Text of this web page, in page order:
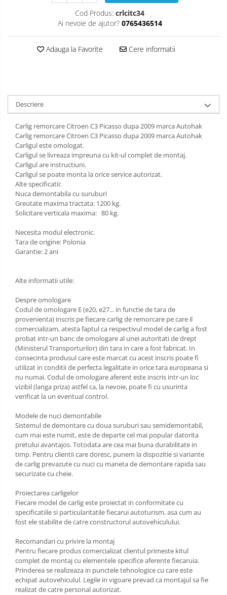
Carlige Jaecoo
Carlige Jeep
Carlige Kia
Carlige Kia EV4
Carlige Kia EV5
Carlige Kia PV5
Carlige Lada
Carlige Lancia
Carlige Lexus
Carlige Mazda
Carlige Mercedes
Carlige MG
Carlige Mini
Carlige Mitsubishi
Carlige Nissan
Carlige Omoda
Carlige Opel
Carlige Peugeot
Carlige Plymouth
Carlige Polestar
Carlige Porsche
Carlige Renault
Carlige Seat
Carlige Skoda
Carlige SsangYong
Carlige Subaru
Covorase auto Suzuki
Covorase auto Toyota
Covorase auto Volvo
Covorase auto Vw
Scut motor Leapmotor
Scut motor Maxus
Scut motor Mazda
Scut motor Mercedes
Scut motor MG
Scut motor Mini
Scut motor Mitsubishi
Scut motor Nissan
Scut motor Opel
Scut motor Peugeot
Scut motor SAAB
Scut motor Seat
Scut motor Skoda
Scut motor Smart
Scut motor SsangYong
Scut motor Suzuki
Scut motor Tesla
Scut motor Toyota
Scut motor Volvo C40
Scut motor Volvo V90
Scut motor Volvo XC40
Scut motor Vw
Cod Produs: crlcitc34
Ai nevoie de ajutor? 0765436514
Adauga la Favorite Cere informatii
Descriere
Carlig remorcare Citroen C3 Picasso dupa 2009 marca Autohak
Carlig remorcare Citroen C3 Picasso dupa 2009 marca Autohak
Carligul este omologat.
Carligul se livreaza impreuna cu kit-ul complet de montaj.
Carligul are instructiuni.
Carligul se poate monta la orice service autorizat.
Alte specificatii:
Nuca demontabila cu suruburi
Greutate maxima tractata: 1200 kg.
Solicitare verticala maxima: 80 kg.
Necesita modul electronic.
Tara de origine: Polonia
Garantie: 2 ani
Alte informatii utile:
Despre omologare
Codul de omologare E (e20, e27... in functie de tara de
provenienta) inscris pe fiecare carlig de remorcare pe care il
comercializam, atesta faptul ca respectivul model de carlig a fost
probat intr-un banc de omologare al unei autoritati de drept
(Ministerul Transporturilor) din tara in care a fost fabricat. In
consecinta produsul care este marcat cu acest inscris poate fi
utilizat in conditii de perfecta legalitate in orice tara europeana si
nu numai. Codul de omologare aferent este inscris intr-un loc
vizibil (langa priza) astfel ca, la nevoie, poate fi cu usurinta
verificat la un eventual control.
Modele de nuci demontabile
Sistemul de demontare cu doua suruburi sau semidemontabil,
cum mai este numit, este de departe cel mai popular datorita
pretului avantajos. Totodata are cea mai buna durabilitate in
timp. Pentru clientii care doresc, punem la dispozitie si variante
de carlig prevazute cu nuci cu maneta de demontare rapida sau
securizate cu cheie.
Proiectarea carligelor
Fiecare model de carlig este proiectat in conformitate cu
specificatiile si particularitatile fiecarui autoturism, asa cum au
fost ele stabilite de catre constructorul autovehiculului.
Recomandari cu privire la montaj
Pentru fiecare produs comercializat clientul primeste kitul
complet de montaj cu elementele specifice aferente fiecaruia.
Prinderea se realizeaza in punctele tehnologice cu care este
echipat autovehiculul. Legile in vigoare prevad ca montajul sa fie
realizat de catre personal autorizat.